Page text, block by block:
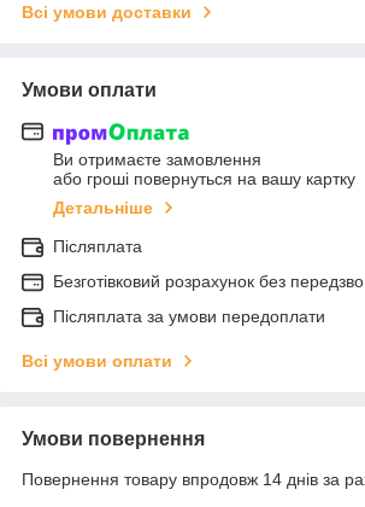
Всі умови доставки
Умови оплати
Ви отримаєте замовлення
або гроші повернуться на вашу картку
Детальніше
Післяплата
Безготівковий розрахунок без
Післяплата за умови передоплати
Всі умови оплати
Умови повернення
Повернення товару впродовж 14 днів за